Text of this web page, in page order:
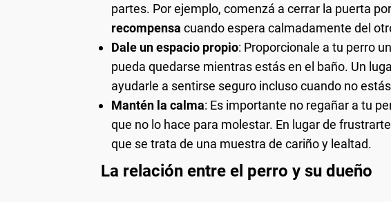
partes. Por ejemplo, comenzá a cerrar la puerta
recompensa cuando espera calmadamente del
Dale un espacio propio: Proporcionale a tu perro
pueda quedarse mientras estás en el baño. Un
ayudarle a sentirse seguro incluso cuando no
Mantén la calma: Es importante no regañar a tu
que no lo hace para molestar. En lugar de
que se trata de una muestra de cariño y lealtad.
La relación entre el perro y su dueño